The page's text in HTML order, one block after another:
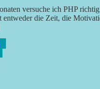
versuche ich PHP
entweder die Zeit, die